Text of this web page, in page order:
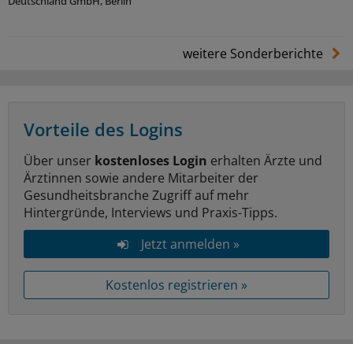
weitere Sonderberichte
Vorteile des Logins
Über unser kostenloses Login erhalten Ärzte und
Ärztinnen sowie andere Mitarbeiter der
Gesundheitsbranche Zugriff auf mehr
Hintergründe, Interviews und Praxis-Tipps.
Jetzt anmelden »
Kostenlos registrieren »